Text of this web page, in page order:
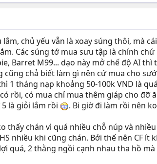
chủ yếu vẫn là xoay súng thôi, mà
Các súng tớ mua sưu tập là chính
Barret M99... dạo này mở chế độ AI
cũng chả biết làm gì nên cứ mua cho
1 tháng nạp khoảng 50-100k VND là
rồi, có mua chỉ mua thêm giáp cho đỡ
là giỏi lắm rồi
. Bi giờ đi làm rồi nên
thấy chán vì quá nhiều chỗ núp và
nhiều khi cũng chán. Bởi thế nên CF
quá, 2 thằng ngồi cạnh nhau tha hồ